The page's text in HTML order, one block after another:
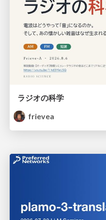
ラジオの科学
frievea